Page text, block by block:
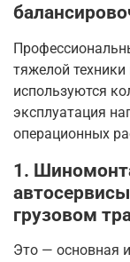
тяжелой техники
используются
эксплуатация
операционных
1.
грузовом
Это — основная